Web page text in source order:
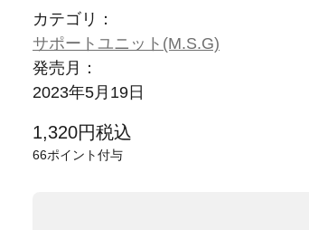
カテゴリ：
サポートユニット(M.S.G)
発売月：
2023年5月19日
1,320円税込
66ポイント付与